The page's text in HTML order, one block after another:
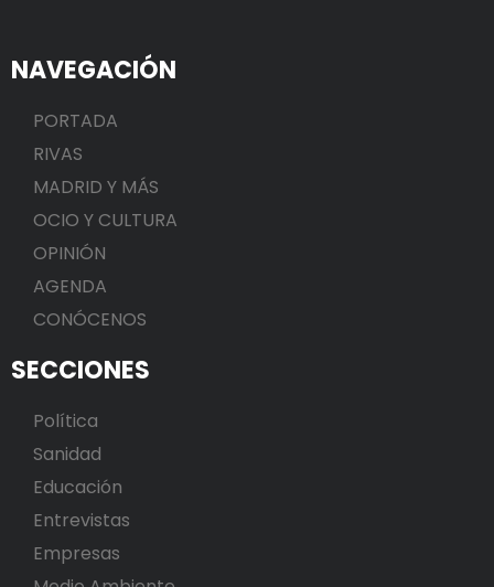
NAVEGACIÓN
PORTADA
RIVAS
MADRID Y MÁS
OCIO Y CULTURA
OPINIÓN
AGENDA
CONÓCENOS
SECCIONES
Política
Sanidad
Educación
Entrevistas
Empresas